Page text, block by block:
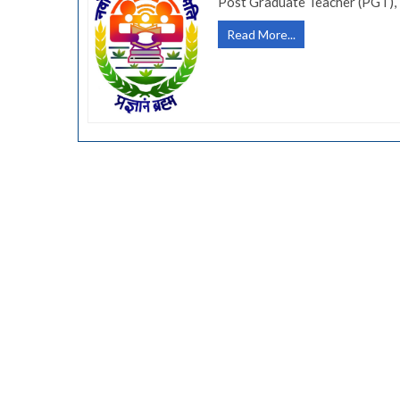
Read More...
विद्यालय
जागांसाठी